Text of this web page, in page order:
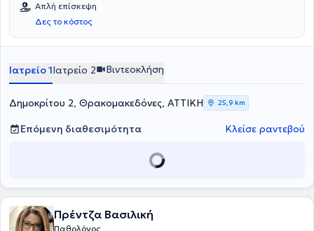
Απλή επίσκεψη
Δες το κόστος
Ιατρείο 1Ιατρείο 2 Βιντεοκλήση
Δημοκρίτου 2, Θρακομακεδόνες, ΑΤΤΙΚΗ 25,9 km
Επόμενη διαθεσιμότητα Κλείσε ραντεβού
Πρέντζα Βασιλική
Παθολόγος